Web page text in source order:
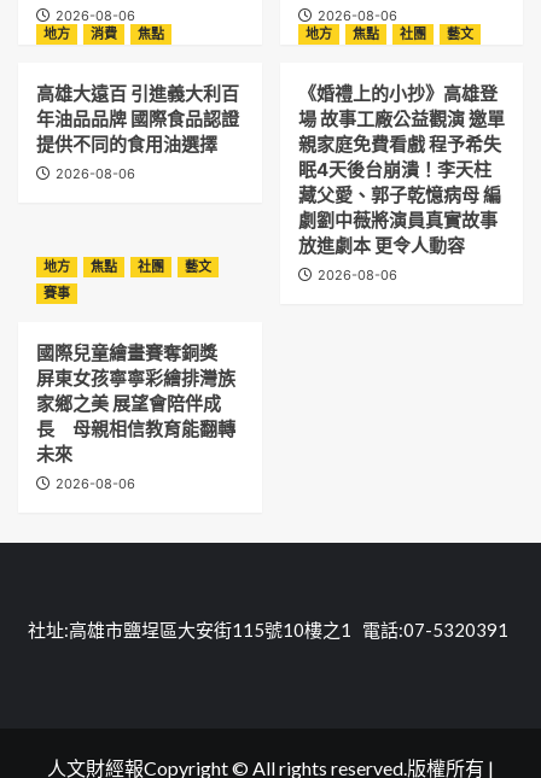
2026-08-06
2026-08-06
地方
消費 焦點
高雄大遠百 引進義大利百
年油品品牌 國際食品認證
提供不同的食用油選擇
2026-08-06
地方 焦點 社團 藝文
《婚禮上的小抄》高雄登
場 故事工廠公益觀演 邀單
親家庭免費看戲 程予希失
眠4天後台崩潰！李天柱
藏父愛、郭子乾憶病母 編
劇劉中薇將演員真實故事
放進劇本 更令人動容
2026-08-06
地方 焦點 社團
藝文
賽事
國際兒童繪畫賽奪銅獎
屏東女孩寧寧彩繪排灣族
家鄉之美 展望會陪伴成
長 母親相信教育能翻轉
未來
2026-08-06
社址:高雄市鹽埕區大安街115號10樓之1 電話:07-5320391
人文財經報Copyright © All rights reserved.版權所有 |